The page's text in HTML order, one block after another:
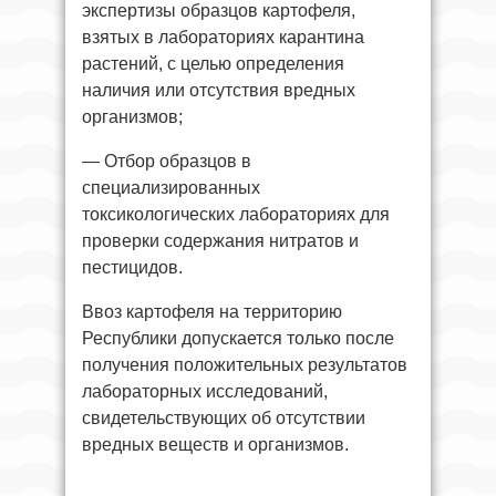
экспертизы образцов картофеля,
взятых в лабораториях карантина
растений, с целью определения
наличия или отсутствия вредных
организмов;
— Отбор образцов в
специализированных
токсикологических лабораториях для
проверки содержания нитратов и
пестицидов.
Ввоз картофеля на территорию
Республики допускается только после
получения положительных результатов
лабораторных исследований,
свидетельствующих об отсутствии
вредных веществ и организмов.